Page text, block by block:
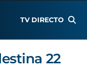
TV DIRECTO
22